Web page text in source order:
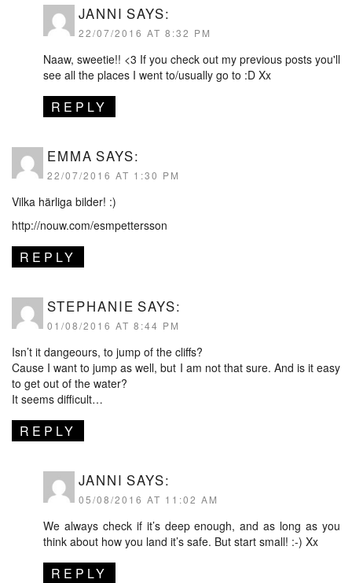
JANNI SAYS:
22/07/2016 AT 8:32 PM
Naaw, sweetie!! <3 If you check out my previous posts you'll
see all the places I went to/usually go to :D Xx
REPLY
EMMA SAYS:
22/07/2016 AT 1:30 PM
Vilka härliga bilder! :)
http://nouw.com/esmpettersson
REPLY
STEPHANIE SAYS:
01/08/2016 AT 8:44 PM
Isn’t it dangeours, to jump of the cliffs?
Cause I want to jump as well, but I am not that sure. And is it easy
to get out of the water?
It seems difficult…
REPLY
JANNI SAYS:
05/08/2016 AT 11:02 AM
We always check if it’s deep enough, and as long as you
think about how you land it’s safe. But start small! :-) Xx
REPLY